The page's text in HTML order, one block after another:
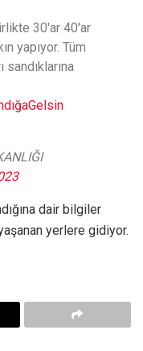
30'ar 40'ar
yapıyor. Tüm
dair bilgiler
yerlere gidiyor.